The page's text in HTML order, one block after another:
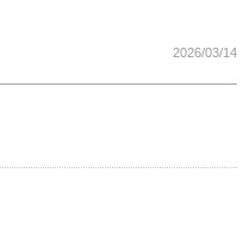
2026/03/14